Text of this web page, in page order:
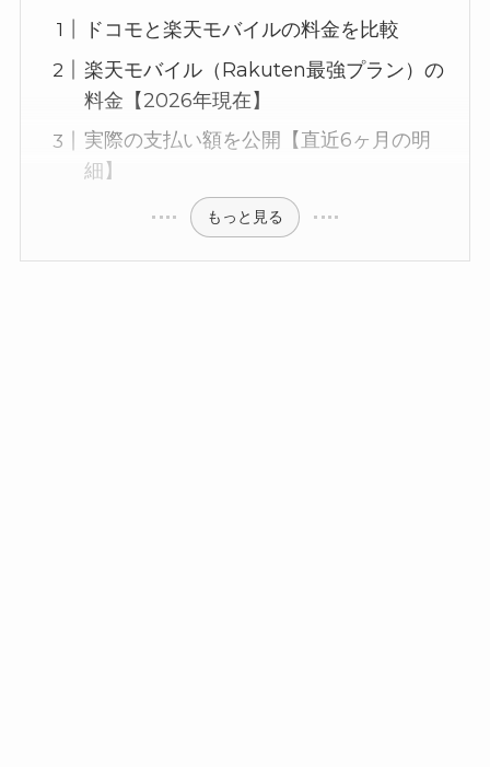
ドコモと楽天モバイルの料金を比較
楽天モバイル（Rakuten最強プラン）の
料金【2026年現在】
実際の支払い額を公開【直近6ヶ月の明
細】
もっと見る